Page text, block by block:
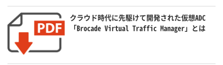
クラウド時代に先駆けて開発された仮想ADC
「Brocade Virtual Traffic Manager」とは